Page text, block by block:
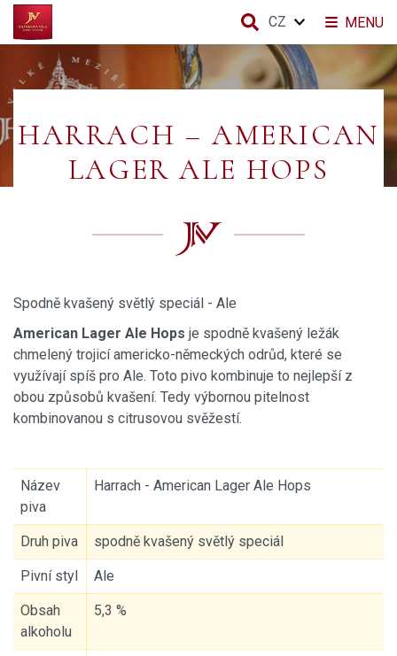
HARRACH – AMERICAN
LAGER ALE HOPS
Spodně kvašený světlý speciál - Ale
American Lager Ale Hops je spodně kvašený ležák
chmelený trojicí americko-německých odrůd, které se
využívají spíš pro Ale. Toto pivo kombinuje to nejlepší z
obou způsobů kvašení. Tedy výbornou pitelnost
kombinovanou s citrusovou svěžestí.
Název
piva
Harrach - American Lager Ale Hops
Druh piva spodně kvašený světlý speciál
Pivní styl Ale
Obsah
alkoholu
5,3 %
MENU
CZ